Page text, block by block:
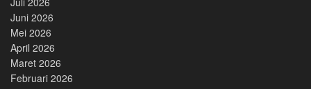
Juni 2026
Mei 2026
April 2026
Maret 2026
Februari 2026